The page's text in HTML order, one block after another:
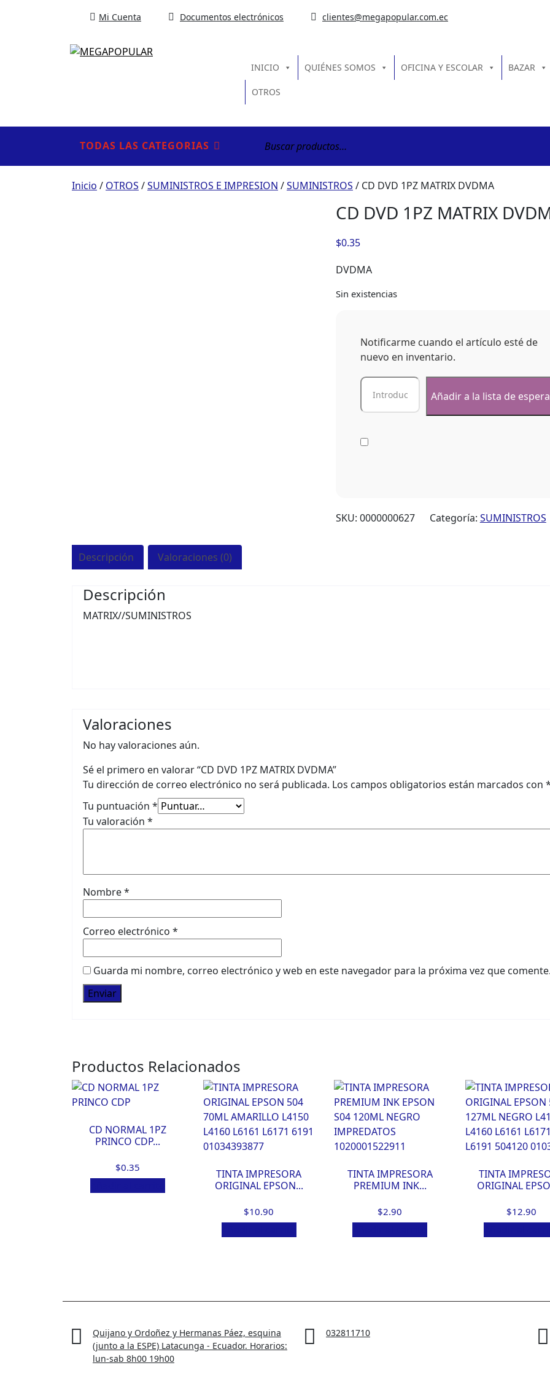
Mi Cuenta Documentos electrónicos clientes@megapopular.com.ec
INICIO QUIÉNES SOMOS OFICINA Y ESCOLAR BAZAR
OTROS
TODAS LAS CATEGORIAS
por:
Inicio / OTROS /SUMINISTROS E IMPRESION /SUMINISTROS / CD DVD 1PZ MATRIX DVDMA
CD DVD 1PZ MATRIX
$0.35
DVDMA
Sin existencias
Notificarme cuando el artículo esté de
nuevo en inventario.
SKU: 0000000627 Categoría: SUMINISTROS
Descripción Valoraciones (0)
Descripción
MATRIX//SUMINISTROS
Valoraciones
No hay valoraciones aún.
Sé el primero en valorar “CD DVD 1PZ MATRIX DVDMA”
Tu dirección de correo electrónico no será publicada. Los campos obligatorios están marcados con
Tu puntuación *
Tu valoración *
Nombre*
Correo electrónico *
Guarda mi nombre, correo electrónico y web en este navegador para la próxima vez que
Productos Relacionados
CD NORMAL 1PZ
PRINCO CDP...
$0.35
TINTA IMPRESORA
ORIGINAL EPSON...
$10.90
TINTA IMPRESORA
PREMIUM INK...
$2.90
TINTA
ORIGINAL
$12.90
Quijano y Ordoñez y Hermanas Páez, esquina
(junto a la ESPE) Latacunga - Ecuador. Horarios:
lun-sab 8h00 19h00
032811710